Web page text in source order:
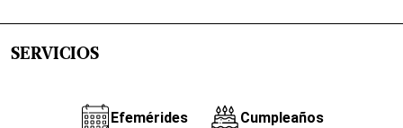
SERVICIOS
Efemérides Cumpleaños